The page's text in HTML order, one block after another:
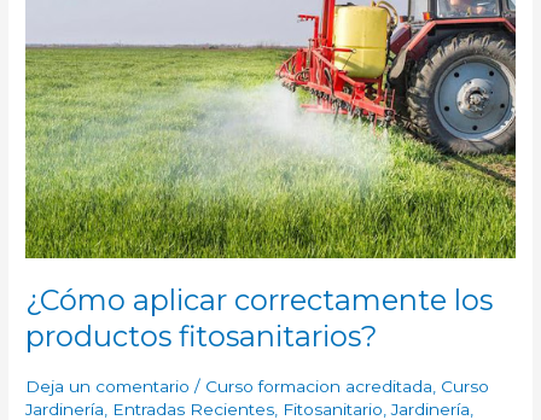
¿Cómo aplicar correctamente los
productos fitosanitarios?
Deja un comentario / Curso formacion acreditada Curso
Jardinería
Entradas Recientes Fitosanitario ,Jardinería
PRODUCTOS
FITOSANITARIOS?